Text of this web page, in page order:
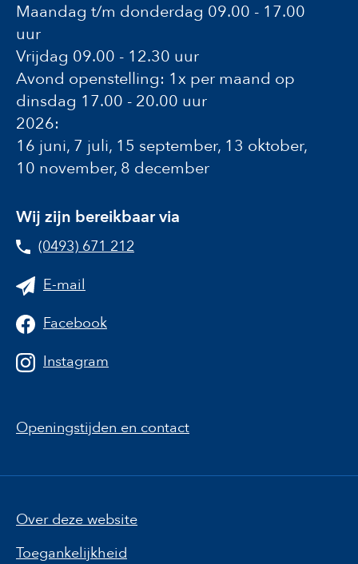
Maandag t/m donderdag 09.00 - 17.00
uur
Vrijdag 09.00 - 12.30 uur
Avond openstelling: 1x per maand op
dinsdag 17.00 - 20.00 uur
2026:
16 juni, 7 juli, 15 september, 13 oktober,
10 november, 8 december
Wij zijn bereikbaar via
(0493) 671 212
E-mail
Facebook
Instagram
Openingstijden en contact
Over deze website
Toegankelijkheid